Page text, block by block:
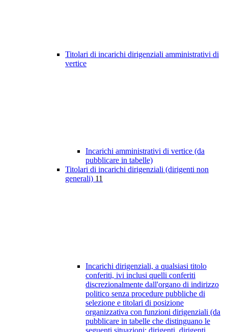
Titolari di incarichi dirigenziali amministrativi di
vertice
Incarichi amministrativi di vertice (da
pubblicare in tabelle)
Titolari di incarichi dirigenziali (dirigenti non
generali) 11
Incarichi dirigenziali, a qualsiasi titolo
conferiti, ivi inclusi quelli conferiti
discrezionalmente dall'organo di indirizzo
politico senza procedure pubbliche di
selezione e titolari di posizione
organizzativa con funzioni dirigenziali (da
pubblicare in tabelle che distinguano le